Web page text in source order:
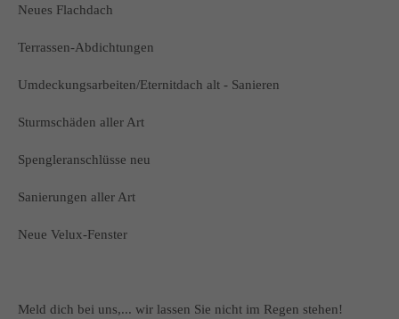
Neues Flachdach
Terrassen-Abdichtungen
Umdeckungsarbeiten/Eternitdach alt - Sanieren
Sturmschäden aller Art
Spengleranschlüsse neu
Sanierungen aller Art
Neue Velux-Fenster
Meld dich bei uns,... wir lassen Sie nicht im Regen stehen!